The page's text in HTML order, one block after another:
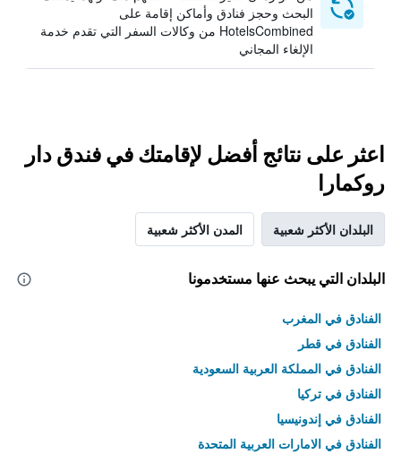
البحث وحجز فنادق وأماكن إقامة على
HotelsCombined من وكالات السفر التي تقدم خدمة
الإلغاء المجاني
اعثر على نتائج أفضل لإقامتك في فندق دار
روكمارا
البلدان الأكثر شعبية المدن الأكثر شعبية
البلدان التي يبحث عنها مستخدمونا
الفنادق في المغرب
الفنادق في قطر
الفنادق في المملكة العربية السعودية
الفنادق في تركيا
الفنادق في إندونيسيا
الفنادق في الامارات العربية المتحدة